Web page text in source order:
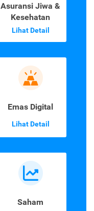
Asuransi Jiwa &
Kesehatan
Lihat Detail
Emas Digital
Lihat Detail
Saham